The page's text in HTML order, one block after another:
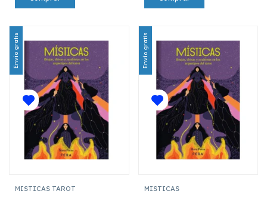
Envío gratis
MISTICAS TAROT
Envío gratis
MISTICAS